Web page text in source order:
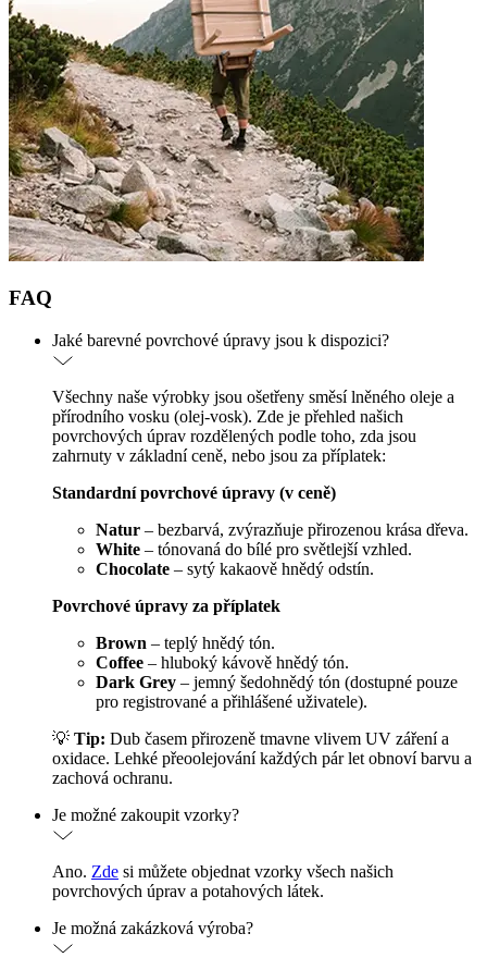
FAQ
Jaké barevné povrchové úpravy jsou k dispozici?
Všechny naše výrobky jsou ošetřeny směsí lněného oleje a
přírodního vosku (olej-vosk). Zde je přehled našich
povrchových úprav rozdělených podle toho, zda jsou
zahrnuty v základní ceně, nebo jsou za příplatek:
Standardní povrchové úpravy (v ceně)
Natur – bezbarvá, zvýrazňuje přirozenou krása dřeva.
White – tónovaná do bílé pro světlejší vzhled.
Chocolate – sytý kakaově hnědý odstín.
Povrchové úpravy za příplatek
Brown – teplý hnědý tón.
Coffee – hluboký kávově hnědý tón.
Dark Grey – jemný šedohnědý tón (dostupné pouze
pro registrované a přihlášené uživatele).
💡 Tip: Dub časem přirozeně tmavne vlivem UV záření a
oxidace. Lehké přeoolejování každých pár let obnoví barvu a
zachová ochranu.
Je možné zakoupit vzorky?
Ano. Zde si můžete objednat vzorky všech našich
povrchových úprav a potahových látek.
Je možná zakázková výroba?